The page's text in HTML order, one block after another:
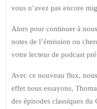
vous n’avez pas encore
Alors pour continuer à
notes de l’émission ou
votre lecteur de podcast
Avec ce nouveau flux,
effet nous essayons,
des épisodes classiques du